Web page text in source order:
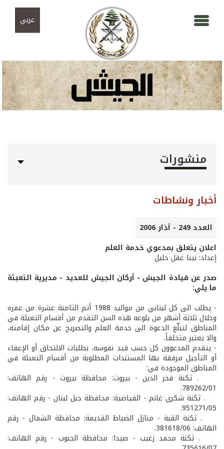
عربي
منشورات
أخبار ونشاطات
العدد 249 - آذار 2006
اعلان يتعلق بمدعوي خدمة العلم
إعداد: نينا عقل خليل
صدر عن قيادة الجيش - أركان الجيش للعديد - مديرية التعبئة
ما يلي:
- يطلب الى كل لبناني من مواليد 1988 أتم الثامنة عشرة من عمره
وخلال ثلاثة أشهر من بلوغه هذه السن التقدم من أقسام التعبئة في
المناطق لتبلّغ الدعوة الى خدمة العلم والتصريح عن مكان إقامته،
والا يعتبر متخلفاً.
- يتقدم المدعوون كل حسب قيد نفوسه، بطلبات الالتحاق أو الإعفاء
أو التأجيل مرفقة بها المستندات المطلوبة من أقسام التعبئة في
المناطق الموجودة في:
. ثكنة فخر الدين - بيروت: محافظة بيروت - رقم الهاتف:
789262/01.
. ثكنة شكري غانم - الفياضية: محافظة جبل لبنان - رقم الهاتف:
951271/05.
. ثكنة القبة - منازل الضباط القديمة: محافظة الشمال - رقم
الهاتف: 381618/06.
. ثكنة محمد زغيب - صيدا: محافظة الجنوب - رقم الهاتف: